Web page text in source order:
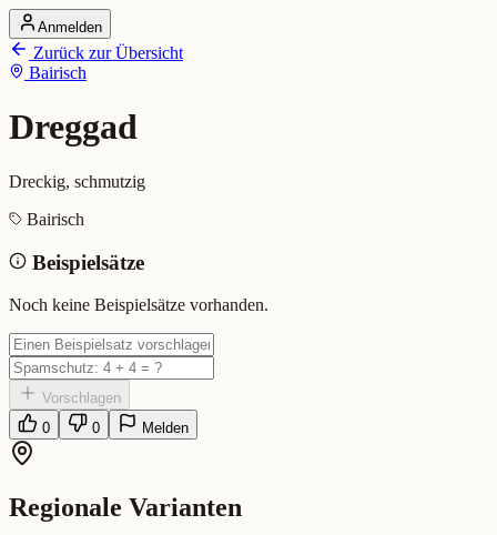
Startseite
Alle Dialekte
Dialekte vergleichen
Dialekt-Karte
Ranking
Dreggad (Bairisch)
Bedeutung: Dreckig, schmutzig
Eingereicht von: Mundwerk Team
Anmelden
Zurück zur Übersicht
Bairisch
Dreggad
Dreckig, schmutzig
Bairisch
Beispielsätze
Noch keine Beispielsätze vorhanden.
Vorschlagen
0
0 Melden
Regionale Varianten